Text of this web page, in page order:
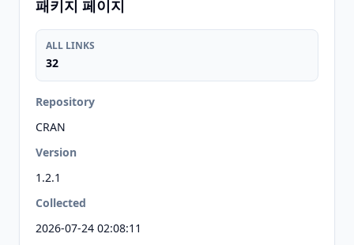
패키지 페이지
ALL LINKS
32
Repository
CRAN
Version
1.2.1
Collected
2026-07-24 02:08:11